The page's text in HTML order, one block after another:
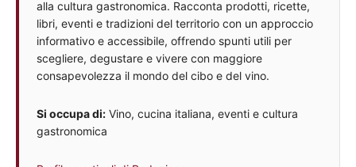
alla cultura gastronomica. Racconta prodotti, ricette,
libri, eventi e tradizioni del territorio con un approccio
informativo e accessibile, offrendo spunti utili per
scegliere, degustare e vivere con maggiore
consapevolezza il mondo del cibo e del vino.
Si occupa di: Vino, cucina italiana, eventi e cultura
gastronomica